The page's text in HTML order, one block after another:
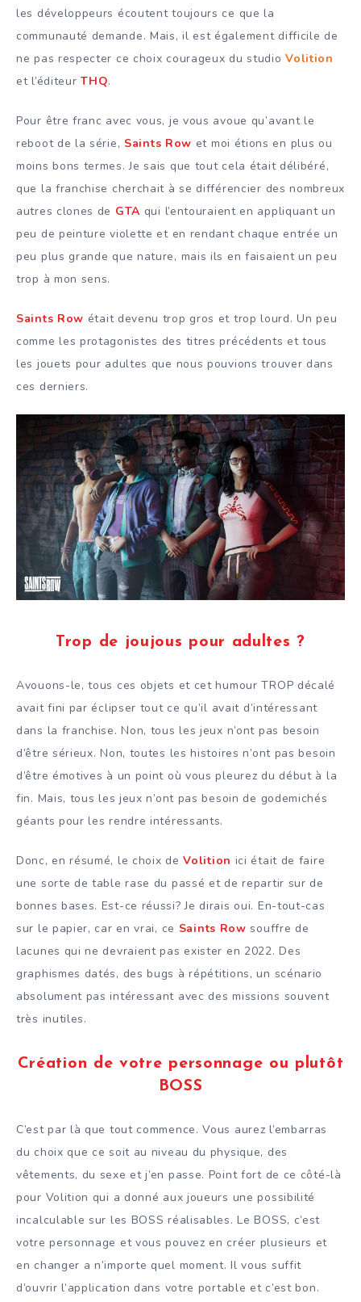
les développeurs écoutent toujours ce que la
communauté demande. Mais, il est également difficile de
ne pas respecter ce choix courageux du studioVolition
et l’éditeurTHQ.
Pour être franc avec vous, je vous avoue qu’avant le
reboot de la série, Saints Row et moi étions en plus ou
moins bons termes. Je sais que tout cela était délibéré,
que la franchise cherchait à se différencier des nombreux
autres clones de GTA qui l’entouraient en appliquant un
peu de peinture violette et en rendant chaque entrée un
peu plus grande que nature, mais ils en faisaient un peu
trop à mon sens.
Saints Row était devenu trop gros et trop lourd. Un peu
comme les protagonistes des titres précédents et tous
les jouets pour adultes que nous pouvions trouver dans
ces derniers.
Trop de joujous pour adultes ?
Avouons-le, tous ces objets et cet humour TROP décalé
avait fini par éclipser tout ce qu’il avait d’intéressant
dans la franchise. Non, tous les jeux n’ont pas besoin
d’être sérieux. Non, toutes les histoires n’ont pas besoin
d’être émotives à un point où vous pleurez du début à la
fin. Mais, tous les jeux n’ont pas besoin de godemichés
géants pour les rendre intéressants.
Donc, en résumé, le choix deVolition ici était de faire
une sorte de table rase du passé et de repartir sur de
bonnes bases. Est-ce réussi? Je dirais oui. En-tout-cas
sur le papier, car en vrai, ce Saints Row souffre de
lacunes qui ne devraient pas exister en 2022. Des
graphismes datés, des bugs à répétitions, un scénario
absolument pas intéressant avec des missions souvent
très inutiles.
Création de votre personnage ou plutôt
BOSS
C’est par là que tout commence. Vous aurez l’embarras
du choix que ce soit au niveau du physique, des
vêtements, du sexe et j’en passe. Point fort de ce côté-là
pour Volition qui a donné aux joueurs une possibilité
incalculable sur les BOSS réalisables. Le BOSS, c’est
votre personnage et vous pouvez en créer plusieurs et
en changer a n’importe quel moment. Il vous suffit
d’ouvrir l’application dans votre portable et c’est bon.